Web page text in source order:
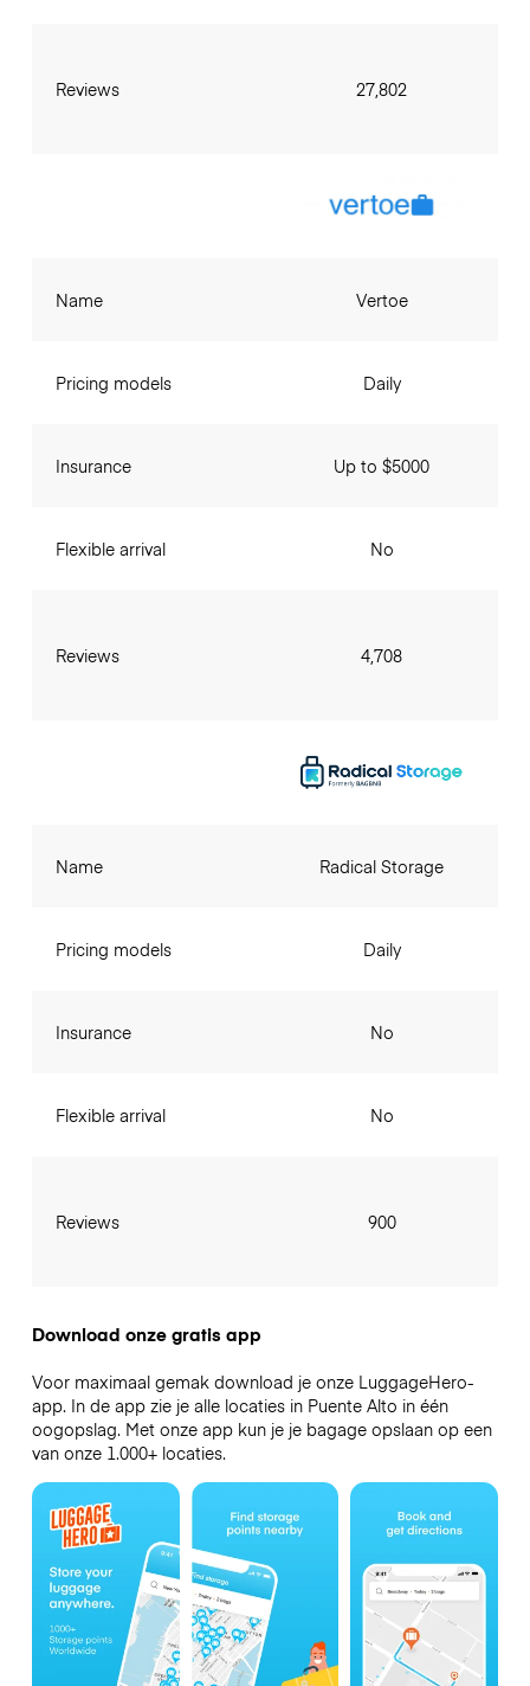
Reviews 27,802
Name
Pricing models
Insurance
Flexible arrival
Reviews
Vertoe
Daily
Up to $5000
No
4,708
Name
Pricing models
Insurance
Flexible arrival
Reviews
Radical Storage
Daily
No
No
900
Download onze gratis app
Voor maximaal gemak download je onze LuggageHero-
app. In de app zie je alle locaties in Puente Alto in één
oogopslag. Met onze app kun je je bagage opslaan op een
van onze 1.000+ locaties.